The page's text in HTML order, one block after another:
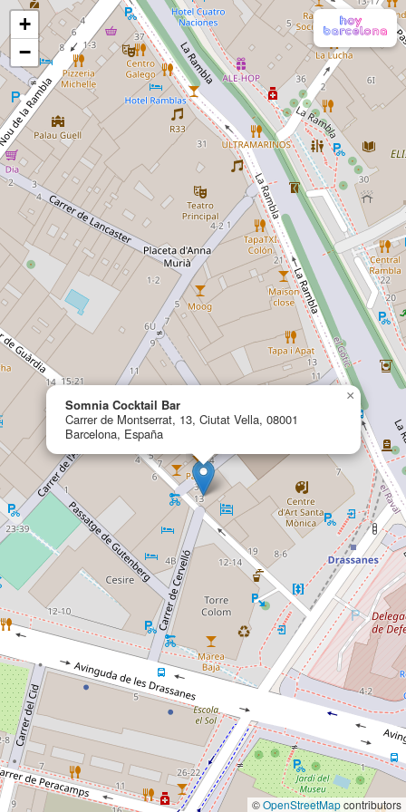
Somnia Cocktail Bar
Carrer de Montserrat, 13, Ciutat Vella, 08001
Barcelona, España
×
+
−
©OpenStreetMapcontributors